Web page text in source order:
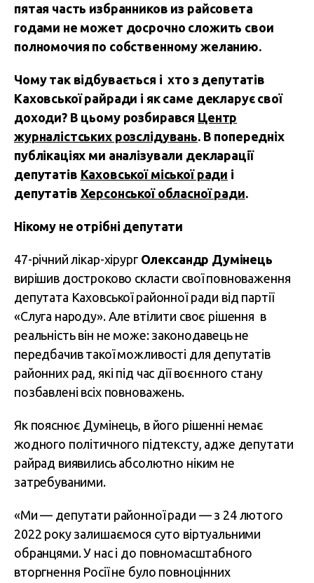
пятая часть избранников из райсовета
годами не может досрочно сложить свои
полномочия по собственному желанию.
Чому так відбувається і хто з депутатів
Каховської райради і як саме декларує свої
доходи? В цьому розбирався Центр
журналістських розслідувань. В попередніх
публікаціях ми аналізували декларації
депутатів Каховської міської ради і
депутатів Херсонської обласної ради.
Нікому не отрібні депутати
47-річний лікар-хірургОлександр Думінець
вирішив достроково скласти свої повноваження
депутата Каховської районної ради від партії
«Слуга народу». Але втілити своє рішення в
реальність він не може: законодавець не
передбачив такої можливості для депутатів
районних рад, які під час дії воєнного стану
позбавлені всіх повноважень.
Як пояснює Думінець, в його рішенні немає
жодного політичного підтексту, адже депутати
райрад виявились абсолютно ніким не
затребуваними.
«Ми — депутати районної ради — з 24 лютого
2022 року залишаємося суто віртуальними
обранцями. У нас і до повномасштабного
вторгнення Росії не було повноцінних